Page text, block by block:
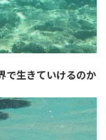
で生きていけるのか